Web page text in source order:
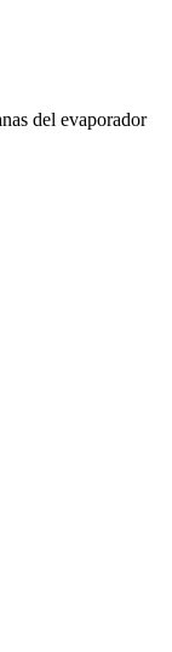
del evaporador